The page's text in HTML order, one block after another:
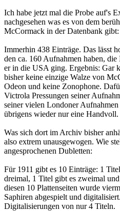
Ich habe jetzt mal die Probe auf's
nachgesehen was es von dem
McCormack in der Datenbank gibt:
Immerhin 438 Einträge. Das lässt
den ca. 160 Aufnahmen haben,
er in die USA ging. Ergebnis: Gar
bisher keine einzige Walze von
Odeon und keine Zonophone.
Victrola Pressungen seiner
seiner vielen Londoner
übrigens wieder nur eine Handvoll.
Was sich dort im Archiv bisher
also extrem unausgewogen. Wie
angesprochenen Dubletten:
Für 1911 gibt es 10 Einträge: 1
dreimal, 1 Titel gibt es zweimal
diesen 10 Plattenseiten wurde
Saphiren abgespielt und
Digitalisierungen von nur 4 Titeln.